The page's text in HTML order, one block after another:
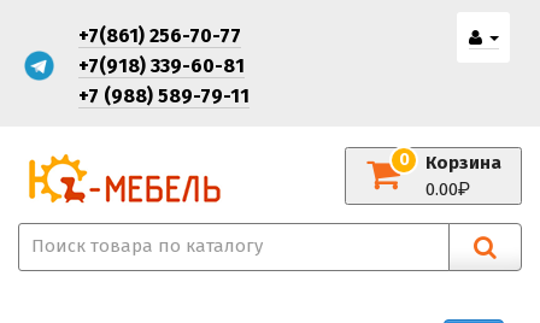
+7(861) 256-70-77
+7(918) 339-60-81
+7 (988) 589-79-11
Корзина
0
0.00